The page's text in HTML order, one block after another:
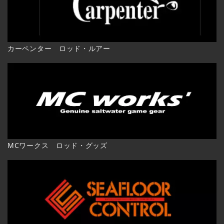
カーペンター ロッド・ルアー
MCワークス ロッド・グッズ